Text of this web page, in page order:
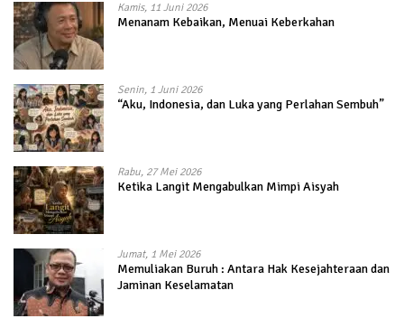
Kamis, 11 Juni 2026
Menanam Kebaikan, Menuai Keberkahan
Senin, 1 Juni 2026
“Aku, Indonesia, dan Luka yang Perlahan Sembuh”
Rabu, 27 Mei 2026
Ketika Langit Mengabulkan Mimpi Aisyah
Jumat, 1 Mei 2026
Memuliakan Buruh : Antara Hak Kesejahteraan dan
Jaminan Keselamatan